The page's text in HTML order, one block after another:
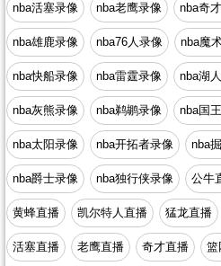
nba活塞录像 nba老鹰录像 nba奇
nba雄鹿录像 nba76人录像 nba魔
nba快船录像 nba雷霆录像 nba湖
nba灰熊录像 nba鹈鹕录像 nba国
nba太阳录像 nba开拓者录像 nba
nba爵士录像 nba独行侠录像 公牛
黄蜂直播 凯尔特人直播 猛龙直播
活塞直播 老鹰直播 奇才直播 篮